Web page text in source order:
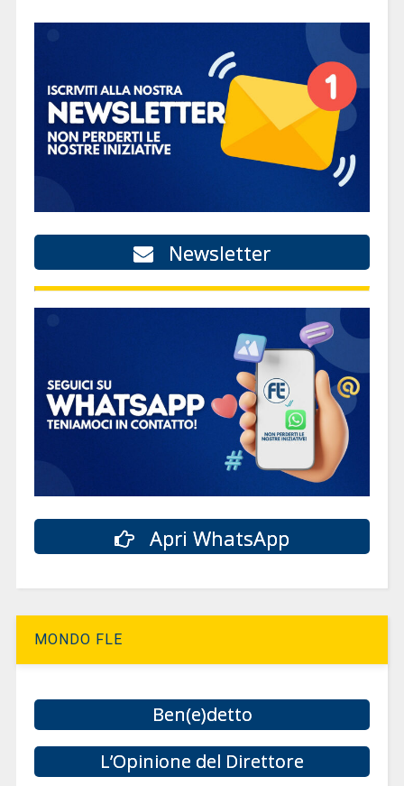
Newsletter
Apri WhatsApp
MONDO FLE
Ben(e)detto
L’Opinione del Direttore